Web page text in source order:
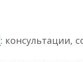
: консультации,